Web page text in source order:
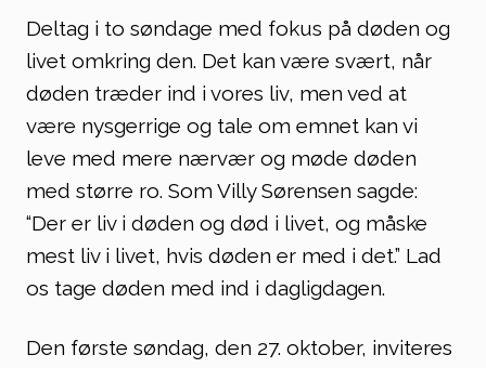
Deltag i to søndage med fokus på døden og
livet omkring den. Det kan være svært, når
døden træder ind i vores liv, men ved at
være nysgerrige og tale om emnet kan vi
leve med mere nærvær og møde døden
med større ro. Som Villy Sørensen sagde:
“Der er liv i døden og død i livet, og måske
mest liv i livet, hvis døden er med i det.” Lad
os tage døden med ind i dagligdagen.
Den første søndag, den 27. oktober, inviteres